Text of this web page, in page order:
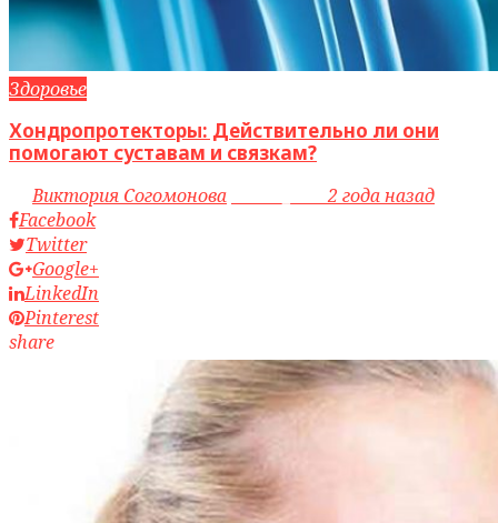
Здоровье
Хондропротекторы: Действительно ли они
помогают суставам и связкам?
byВиктория Согомонова access_time2 года назад
Facebook
Twitter
Google+
LinkedIn
Pinterest
share